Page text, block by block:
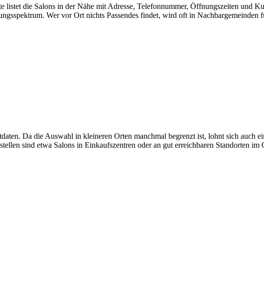
die Salons in der Nähe mit Adresse, Telefonnummer, Öffnungszeiten und
Wer vor Ort nichts Passendes findet, wird oft in Nachbargemeinden
Da die Auswahl in kleineren Orten manchmal begrenzt ist, lohnt sich
sind etwa Salons in Einkaufszentren oder an gut erreichbaren Standorten im